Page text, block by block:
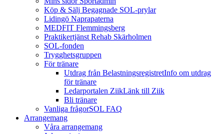
Köp & Sälj Begagnade SOL-prylar
Lidingö Naprapaterna
MEDFIT Flemmingsberg
Praktikertjänst Rehab Skärholmen
SOL-fonden
Trygghetsgruppen
För tränare
Utdrag från BelastningsregistretInfo om utdrag
för tränare
Ledarportalen ZiikLänk till Ziik
Bli tränare
Vanliga frågorSOL FAQ
Arrangemang
Våra arrangemang